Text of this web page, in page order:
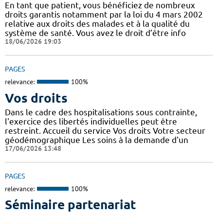
En tant que patient, vous bénéficiez de nombreux
droits garantis notamment par la loi du 4 mars 2002
relative aux droits des malades et à la qualité du
système de santé. Vous avez le droit d’être info
18/06/2026 19:03
PAGES
relevance: 100%
Vos droits
Dans le cadre des hospitalisations sous contrainte,
l'exercice des libertés individuelles peut être
restreint. Accueil du service Vos droits Votre secteur
géodémographique Les soins à la demande d'un
17/06/2026 13:48
PAGES
relevance: 100%
Séminaire partenariat